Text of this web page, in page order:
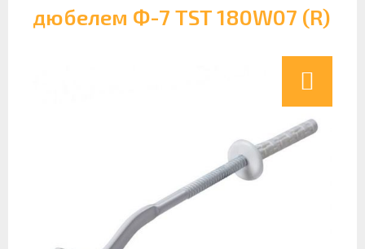
дюбелем Ф-7 TST 180W07 (R)